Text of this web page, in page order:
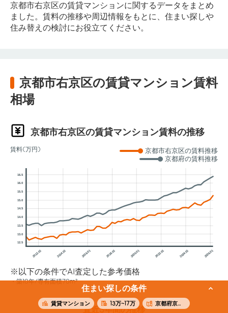
京都市右京区の賃貸マンションに関するデータをまとめ
ました。賃料の推移や周辺情報をもとに、住まい探しや
住み替えの検討にお役立てください。
京都市右京区の賃貸マンション賃料
相場
京都市右京区の賃貸マンション賃料の推移
賃料(万円)
京都市右京区の賃料推移
京都府の賃料推移
2012.01 2014.01 2016.01 2018.01 2020.01 2022.01 2024.01 2026.01
12.5
13.0
13.5
14.0
14.5
15.0
15.5
16.0
16.5
※以下の条件でAI査定した参考価格
築10年/専有面積70m²
直近3年間の推移
住まい探しの条件
賃貸マンション 13万~17万 京都府京都市右京区